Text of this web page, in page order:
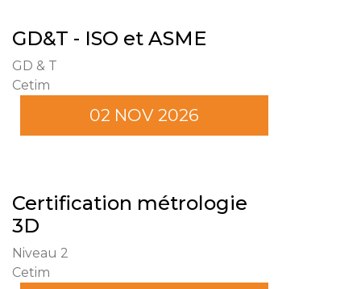
GD&T - ISO et ASME
GD & T
Cetim
02 NOV 2026
Certification métrologie
3D
Niveau 2
Cetim